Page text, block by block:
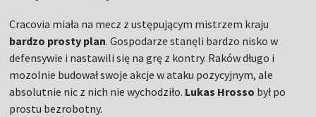
Cracovia miała na mecz z ustępującym mistrzem kraju
bardzo prosty plan. Gospodarze stanęli bardzo nisko w
defensywie i nastawili się na grę z kontry. Raków długo i
mozolnie budował swoje akcje w ataku pozycyjnym, ale
absolutnie nic z nich nie wychodziło. Lukas Hrosso był po
prostu bezrobotny.